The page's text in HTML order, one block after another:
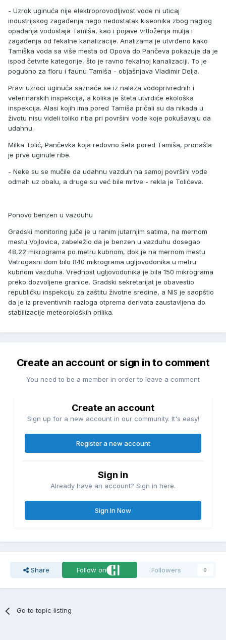
- Uzrok uginuća nije elektroprovodljivost vode ni uticaj
industrijskog zagađenja nego nedostatak kiseonika zbog naglog
opadanja vodostaja Tamiša, kao i pojave vrtloženja mulja i
zagađenja od fekalne kanalizacije. Analizama je utvrđeno kako
Tamiška voda sa više mesta od Opova do Pančeva pokazuje da je
ispod četvrte kategorije, što je ravno fekalnoj kanalizaciji. To je
pogubno za floru i faunu Tamiša - objašnjava Vladimir Delja.
Pravi uzroci uginuća saznaće se iz nalaza vodoprivrednih i
veterinarskih inspekcija, a kolika je šteta utvrdiće ekološka
inspekcija. Alasi kojih ima pored Tamiša pričali su da nikada u
životu nisu videli toliko riba pri površini vode koje pokušavaju da
udahnu.
Milka Tolić, Pančevka koja redovno šeta pored Tamiša, pronašla
je prve uginule ribe.
- Neke su se mučile da udahnu vazduh na samoj površini vode
odmah uz obalu, a druge su već bile mrtve - rekla je Tolićeva.
Ponovo benzen u vazduhu
Gradski monitoring juče je u ranim jutarnjim satima, na mernom
mestu Vojlovica, zabeležio da je benzen u vazduhu dosegao
48,22 mikrograma po metru kubnom, dok je na mernom mestu
Vatrogasni dom bilo 840 mikrograma ugljovodonika u metru
kubnom vazduha. Vrednost ugljovodonika je bila 150 mikrograma
preko dozvoljene granice. Gradski sekretarijat je obavestio
republičku inspekciju za zaštitu životne sredine, a NIS je saopštio
da je iz preventivnih razloga otprema derivata zaustavljena do
stabilizacije meteoroloških prilika.
Create an account or sign in to comment
You need to be a member in order to leave a comment
Create an account
Sign up for a new account in our community. It's easy!
Register a new account
Sign in
Already have an account? Sign in here.
Sign In Now
Share Follow on Followers 0
Go to topic listing